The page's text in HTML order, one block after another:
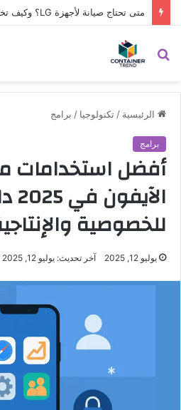
نموذج التواصل
إرسال
بحث
الرئيسية / تكنولوجيا / برامج
برامج
أفضل استخدامات
للخصوصية
يوليو 12, 2025 آخر تحديث: يوليو 12, 2025